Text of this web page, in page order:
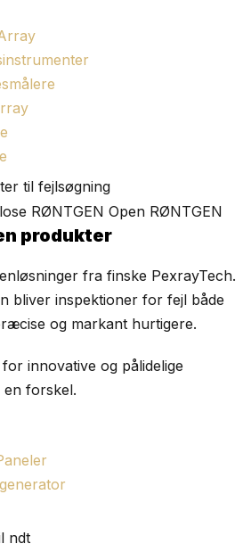
RØNTGEN Open RØNTGEN
produkter
fra finske PexrayTech.
bliver inspektioner for fejl både
og markant hurtigere.
innovative og pålidelige
en forskel.